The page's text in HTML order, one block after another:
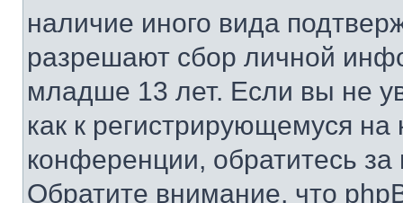
наличие иного вида
разрешают сбор личной
младше 13 лет. Если вы не
как к регистрирующемуся
конференции, обратитесь
Обратите внимание, что